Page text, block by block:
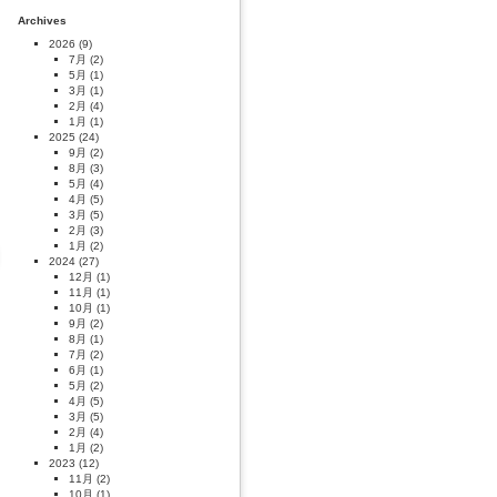
Archives
2026 (9)
7月 (2)
5月 (1)
3月 (1)
2月 (4)
1月 (1)
2025 (24)
9月 (2)
8月 (3)
5月 (4)
4月 (5)
3月 (5)
2月 (3)
1月 (2)
2024 (27)
12月 (1)
11月 (1)
10月 (1)
9月 (2)
8月 (1)
7月 (2)
6月 (1)
5月 (2)
4月 (5)
3月 (5)
2月 (4)
1月 (2)
2023 (12)
11月 (2)
10月 (1)